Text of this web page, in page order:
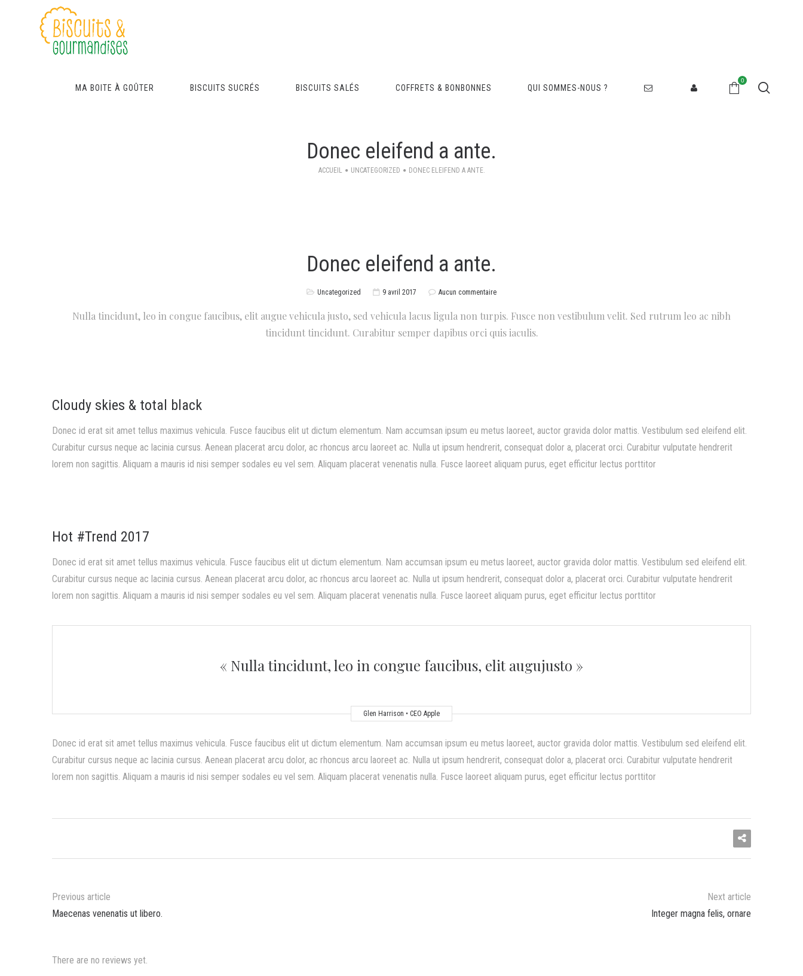
MA BOITE À GOÛTER BISCUITS SUCRÉS BISCUITS SALÉS COFFRETS & BONBONNES QUI SOMMES-NOUS ?
0
Donec eleifend a ante.
ACCUEIL UNCATEGORIZED DONEC ELEIFEND A ANTE.
Donec eleifend a ante.
Uncategorized 9 avril 2017 Aucun commentaire
Nulla tincidunt, leo in congue faucibus, elit augue vehicula justo, sed vehicula lacus ligula non turpis. Fusce non vestibulum velit. Sed rutrum leo ac nibh
tincidunt tincidunt. Curabitur semper dapibus orci quis iaculis.
Cloudy skies & total black
Donec id erat sit amet tellus maximus vehicula. Fusce faucibus elit ut dictum elementum. Nam accumsan ipsum eu metus laoreet, auctor gravida dolor mattis. Vestibulum sed eleifend elit.
Curabitur cursus neque ac lacinia cursus. Aenean placerat arcu dolor, ac rhoncus arcu laoreet ac. Nulla ut ipsum hendrerit, consequat dolor a, placerat orci. Curabitur vulputate hendrerit
lorem non sagittis. Aliquam a mauris id nisi semper sodales eu vel sem. Aliquam placerat venenatis nulla. Fusce laoreet aliquam purus, eget efficitur lectus porttitor
Hot #Trend 2017
Donec id erat sit amet tellus maximus vehicula. Fusce faucibus elit ut dictum elementum. Nam accumsan ipsum eu metus laoreet, auctor gravida dolor mattis. Vestibulum sed eleifend elit.
Curabitur cursus neque ac lacinia cursus. Aenean placerat arcu dolor, ac rhoncus arcu laoreet ac. Nulla ut ipsum hendrerit, consequat dolor a, placerat orci. Curabitur vulputate hendrerit
lorem non sagittis. Aliquam a mauris id nisi semper sodales eu vel sem. Aliquam placerat venenatis nulla. Fusce laoreet aliquam purus, eget efficitur lectus porttitor
« Nulla tincidunt, leo in congue faucibus, elit augujusto »
Glen Harrison • CEO Apple
Donec id erat sit amet tellus maximus vehicula. Fusce faucibus elit ut dictum elementum. Nam accumsan ipsum eu metus laoreet, auctor gravida dolor mattis. Vestibulum sed eleifend elit.
Curabitur cursus neque ac lacinia cursus. Aenean placerat arcu dolor, ac rhoncus arcu laoreet ac. Nulla ut ipsum hendrerit, consequat dolor a, placerat orci. Curabitur vulputate hendrerit
lorem non sagittis. Aliquam a mauris id nisi semper sodales eu vel sem. Aliquam placerat venenatis nulla. Fusce laoreet aliquam purus, eget efficitur lectus porttitor
Previous article
Maecenas venenatis ut libero.
Next article
Integer magna felis, ornare
There are no reviews yet.